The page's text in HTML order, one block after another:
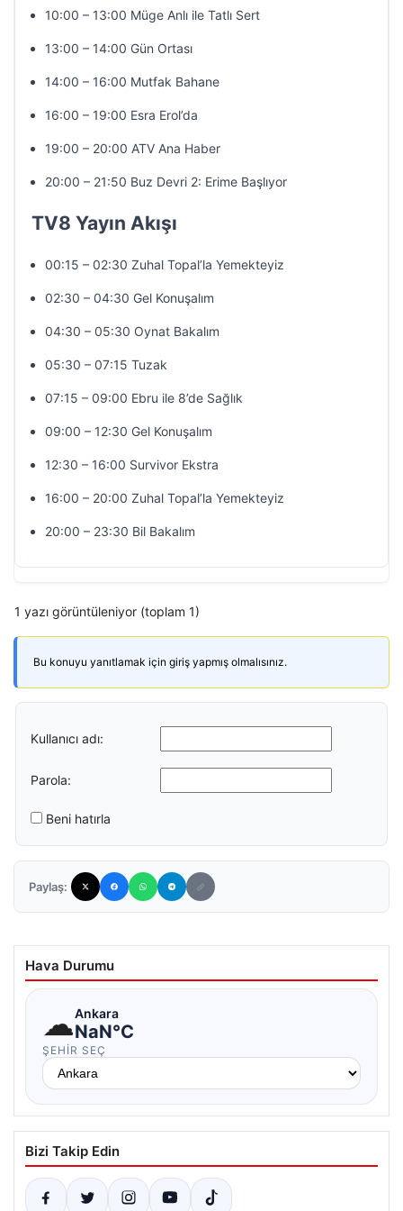
10:00 – 13:00 Müge Anlı ile Tatlı Sert
13:00 – 14:00 Gün Ortası
14:00 – 16:00 Mutfak Bahane
16:00 – 19:00 Esra Erol’da
19:00 – 20:00 ATV Ana Haber
20:00 – 21:50 Buz Devri 2: Erime Başlıyor
TV8 Yayın Akışı
00:15 – 02:30 Zuhal Topal’la Yemekteyiz
02:30 – 04:30 Gel Konuşalım
04:30 – 05:30 Oynat Bakalım
05:30 – 07:15 Tuzak
07:15 – 09:00 Ebru ile 8’de Sağlık
09:00 – 12:30 Gel Konuşalım
12:30 – 16:00 Survivor Ekstra
16:00 – 20:00 Zuhal Topal’la Yemekteyiz
20:00 – 23:30 Bil Bakalım
1 yazı görüntüleniyor (toplam 1)
Bu konuyu yanıtlamak için giriş yapmış olmalısınız.
Kullanıcı adı:
Parola:
Beni hatırla
Paylaş:
Hava Durumu
☁Ankara
NaN°C
ŞEHIR SEÇ
Bizi Takip Edin